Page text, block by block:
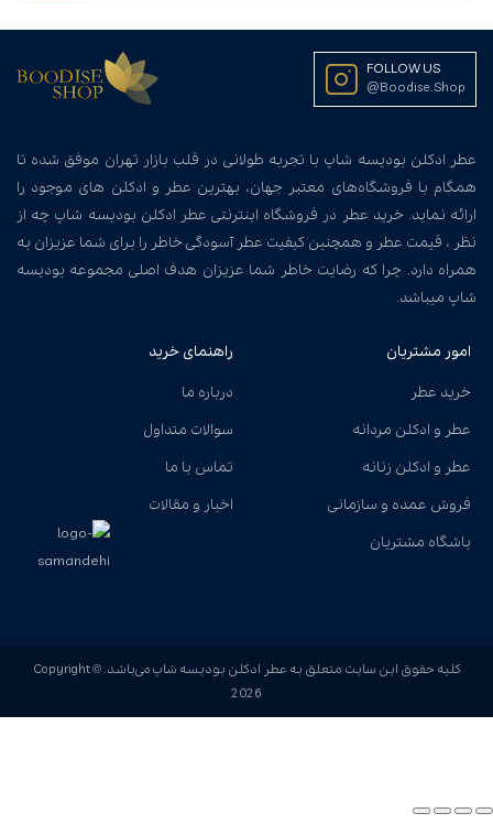
FOLLOW US
@Boodise.Shop
عطر ادکلن بودیسه شاپ با تجربه طولانی در قلب بازار تهران موفق شده تا
همگام با فروشگاه‌های معتبر جهان، بهترین عطر و ادکلن های موجود را
ارائه نماید. خرید عطر در فروشگاه اینترنتی عطر ادکلن بودیسه شاپ چه از
نظر ، قیمت عطر و همچنین کیفیت عطر آسودگی خاطر را برای شما عزیزان به
همراه دارد. چرا که رضایت خاطر شما عزیزان هدف اصلی مجموعه بودیسه
شاپ میباشد.
امور مشتریان
خرید عطر
عطر و ادکلن مردانه
عطر و ادکلن زنانه
فروش عمده و سازمانی
باشگاه مشتریان
راهنمای خرید
درباره ما
سوالات متداول
تماس با ما
اخبار و مقالات
کلیه حقوق این سایت متعلق به عطر ادکلن بودیسه شاپ می‌باشد. Copyright ©
2026